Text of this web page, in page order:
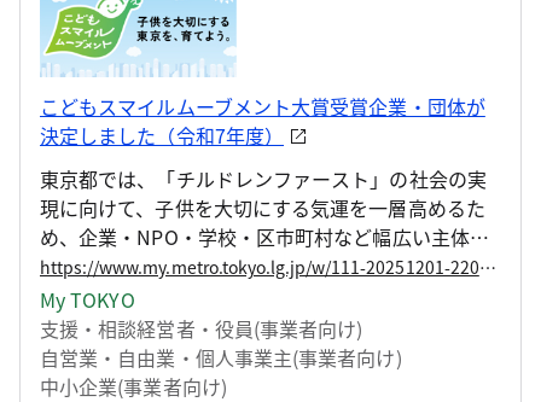
こどもスマイルムーブメント大賞受賞企業・団体が
決定しました（令和7年度）
東京都では、「チルドレンファースト」の社会の実
現に向けて、子供を大切にする気運を一層高めるた
め、企業・NPO・学校・区市町村など幅広い主体と
連携しながら、官民が一体となって「こどもスマイ
ルムーブメント」を推進しています。 その取組の一
環として、子供の笑顔を育む先進的な取組を行う、
こどもスマイルムーブメント参画企業・団体を「こ
どもスマイルムーブメント大賞」として表彰してい
https://www.my.metro.tokyo.lg.jp/w/111-20251201-220918174
My TOKYO
支援・相談経営者・役員(事業者向け)
自営業・自由業・個人事業主(事業者向け)
中小企業(事業者向け)